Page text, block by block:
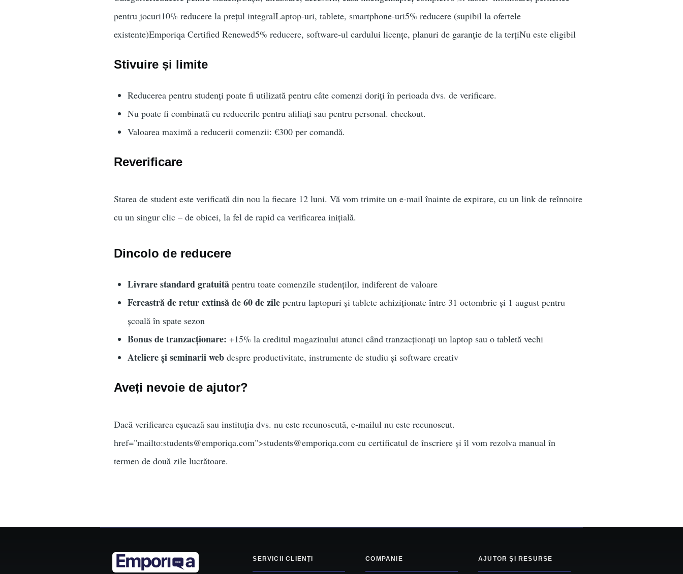
pentru jocuri10% reducere la prețul integralLaptop-uri, tablete, smartphone-uri5% reducere (supibil la ofertele
existente)Emporiqa Certified Renewed5% reducere, software-ul cardului licențe, planuri de garanție de la terțiNu este eligibil
Stivuire și limite
Reducerea pentru studenți poate fi utilizată pentru câte comenzi doriți în perioada dvs. de verificare.
Nu poate fi combinată cu reducerile pentru afiliați sau pentru personal. checkout.
Valoarea maximă a reducerii comenzii: €300 per comandă.
Reverificare
Starea de student este verificată din nou la fiecare 12 luni. Vă vom trimite un e-mail înainte de expirare, cu un link de reînnoire
cu un singur clic – de obicei, la fel de rapid ca verificarea inițială.
Dincolo de reducere
Livrare standard gratuită pentru toate comenzile studenților, indiferent de valoare
Fereastră de retur extinsă de 60 de zile pentru laptopuri și tablete achiziționate între 31 octombrie și 1 august pentru
școală în spate sezon
Bonus de tranzacționare: +15% la creditul magazinului atunci când tranzacționați un laptop sau o tabletă vechi
Ateliere și seminarii web despre productivitate, instrumente de studiu și software creativ
Aveți nevoie de ajutor?
Dacă verificarea eșuează sau instituția dvs. nu este recunoscută, e-mailul nu este recunoscut.
href="mailto:students@emporiqa.com">students@emporiqa.com cu certificatul de înscriere și îl vom rezolva manual în
termen de două zile lucrătoare.
SERVICII CLIENȚI COMPANIE AJUTOR ȘI RESURSE